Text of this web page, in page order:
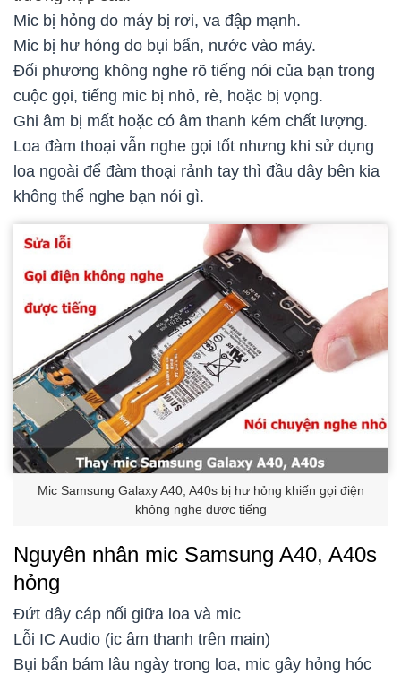
Mic bị hỏng do máy bị rơi, va đập mạnh.
Mic bị hư hỏng do bụi bẩn, nước vào máy.
Đối phương không nghe rõ tiếng nói của bạn trong
cuộc gọi, tiếng mic bị nhỏ, rè, hoặc bị vọng.
Ghi âm bị mất hoặc có âm thanh kém chất lượng.
Loa đàm thoại vẫn nghe gọi tốt nhưng khi sử dụng
loa ngoài để đàm thoại rảnh tay thì đầu dây bên kia
không thể nghe bạn nói gì.
Mic Samsung Galaxy A40, A40s bị hư hỏng khiến gọi điện
không nghe được tiếng
Nguyên nhân mic Samsung A40, A40s
hỏng
Đứt dây cáp nối giữa loa và mic
Lỗi IC Audio (ic âm thanh trên main)
Bụi bẩn bám lâu ngày trong loa, mic gây hỏng hóc